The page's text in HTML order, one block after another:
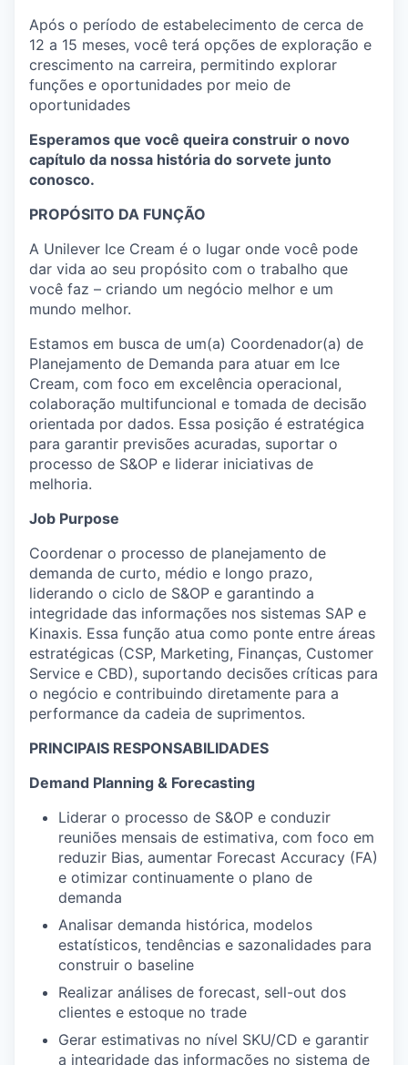
Após o período de estabelecimento de cerca de
12 a 15 meses, você terá opções de exploração e
crescimento na carreira, permitindo explorar
funções e oportunidades por meio de
oportunidades
Esperamos que você queira construir o novo
capítulo da nossa história do sorvete junto
conosco.
PROPÓSITO DA FUNÇÃO
A Unilever Ice Cream é o lugar onde você pode
dar vida ao seu propósito com o trabalho que
você faz – criando um negócio melhor e um
mundo melhor.
Estamos em busca de um(a) Coordenador(a) de
Planejamento de Demanda para atuar em Ice
Cream, com foco em excelência operacional,
colaboração multifuncional e tomada de decisão
orientada por dados. Essa posição é estratégica
para garantir previsões acuradas, suportar o
processo de S&OP e liderar iniciativas de
melhoria.
Job Purpose
Coordenar o processo de planejamento de
demanda de curto, médio e longo prazo,
liderando o ciclo de S&OP e garantindo a
integridade das informações nos sistemas SAP e
Kinaxis. Essa função atua como ponte entre áreas
estratégicas (CSP, Marketing, Finanças, Customer
Service e CBD), suportando decisões críticas para
o negócio e contribuindo diretamente para a
performance da cadeia de suprimentos.
PRINCIPAIS RESPONSABILIDADES
Demand Planning & Forecasting
Liderar o processo de S&OP e conduzir
reuniões mensais de estimativa, com foco em
reduzir Bias, aumentar Forecast Accuracy (FA)
e otimizar continuamente o plano de
demanda
Analisar demanda histórica, modelos
estatísticos, tendências e sazonalidades para
construir o baseline
Realizar análises de forecast, sell-out dos
clientes e estoque no trade
Gerar estimativas no nível SKU/CD e garantir
a integridade das informações no sistema de